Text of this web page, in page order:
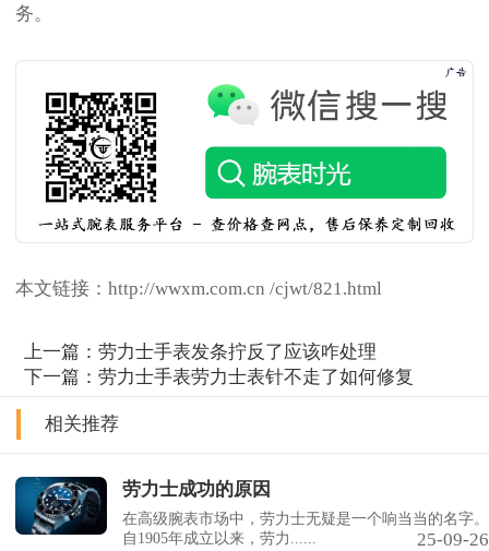
务。
本文链接：http://wwxm.com.cn /cjwt/821.html
上一篇：劳力士手表发条拧反了应该咋处理
下一篇：劳力士手表劳力士表针不走了如何修复
相关推荐
劳力士成功的原因
在高级腕表市场中，劳力士无疑是一个响当当的名字。
自1905年成立以来，劳力......
25-09-26